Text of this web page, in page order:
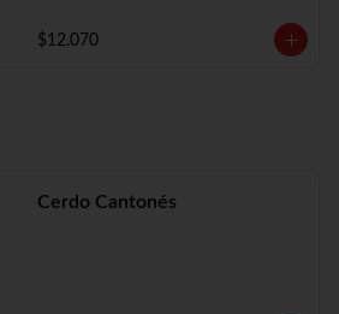
$12.070
Cerdo Cantonés